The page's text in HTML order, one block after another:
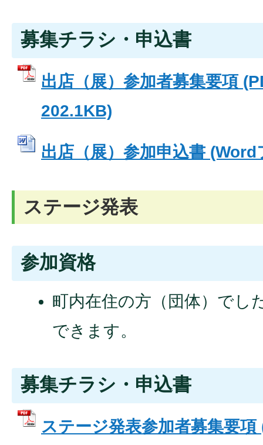
募集チラシ・申込書
出店（展）参加者募集要項
202.1KB)
出店（展）参加申込書
ステージ発表
参加資格
町内在住の方（団体）でし
できます。
募集チラシ・申込書
ステージ発表参加者募集要